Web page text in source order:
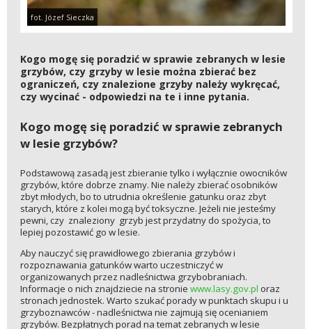
fot. Józef Sieczka
Kogo mogę się poradzić w sprawie zebranych w lesie
grzybów, czy grzyby w lesie można zbierać bez
ograniczeń, czy znalezione grzyby należy wykręcać,
czy wycinać - odpowiedzi na te i inne pytania.
Kogo mogę się poradzić w sprawie zebranych
w lesie grzybów?
Podstawową zasadą jest zbieranie tylko i wyłącznie owocników
grzybów, które dobrze znamy. Nie należy zbierać osobników
zbyt młodych, bo to utrudnia określenie gatunku oraz zbyt
starych, które z kolei mogą być toksyczne. Jeżeli nie jesteśmy
pewni, czy znaleziony grzyb jest przydatny do spożycia, to
lepiej pozostawić go w lesie.
Aby nauczyć się prawidłowego zbierania grzybów i
rozpoznawania gatunków warto uczestniczyć w
organizowanych przez nadleśnictwa grzybobraniach.
Informacje o nich znajdziecie na stronie www.lasy.gov.pl oraz
stronach jednostek. Warto szukać porady w punktach skupu i u
grzyboznawców - nadleśnictwa nie zajmują się ocenianiem
grzybów. Bezpłatnych porad na temat zebranych w lesie